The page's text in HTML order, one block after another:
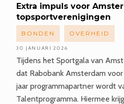
Extra impuls voor
topsportverenigingen
Tijdens het Sportgala van
dat Rabobank Amsterdam
jaar programmapartner wordt
Talentprogramma. Hiermee
BONDEN OVERHEID
30 JANUARI 2026